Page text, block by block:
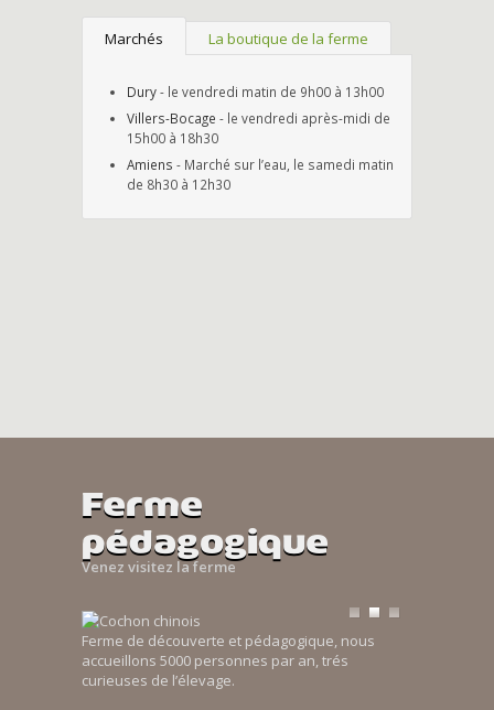
Marchés La boutique de la ferme
Dury- le vendredi matin de 9h00 à 13h00
Villers-Bocage - le vendredi après-midi de
15h00 à 18h30
Amiens - Marché sur l’eau, le samedi matin
de 8h30 à 12h30
Ferme
pédagogique
Venez visitez la ferme
Ferme de découverte et pédagogique, nous
accueillons 5000 personnes par an, trés
curieuses de l’élevage.